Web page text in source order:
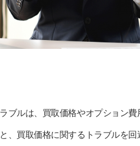
ブルは、買取価格やオプション費
、買取価格に関するトラブルを回